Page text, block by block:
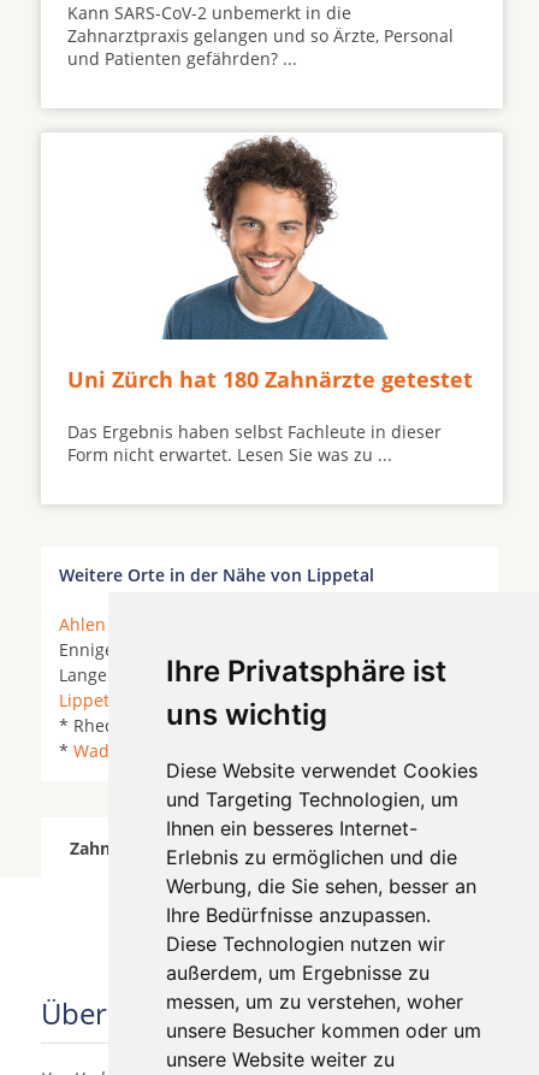
Ihre Privatsphäre ist
uns wichtig
Diese Website verwendet Cookies
und Targeting Technologien, um
Ihnen ein besseres Internet-
Erlebnis zu ermöglichen und die
Werbung, die Sie sehen, besser an
Ihre Bedürfnisse anzupassen.
Diese Technologien nutzen wir
außerdem, um Ergebnisse zu
messen, um zu verstehen, woher
unsere Besucher kommen oder um
unsere Website weiter zu
Kann SARS-CoV-2 unbemerkt in die
Zahnarztpraxis gelangen und so Ärzte, Personal
und Patienten gefährden? ...
Uni Zürch hat 180 Zahnärzte getestet
Das Ergebnis haben selbst Fachleute in dieser
Form nicht erwartet. Lesen Sie was zu ...
Weitere Orte in der Nähe von Lippetal
Ahlen
Ennigerloh * Ense *
Langenberg *
Langenberg (Kreis Gütersloh)
*
Lippetal
Möhnesee
* Rheda-Wiedenbrück * Rietberg * Rüthen *
* Wadersloh
Zahnärzte für Zahnimplantete in Lippetal wurde
am 08 August 2026 aktualisiert.
Über uns